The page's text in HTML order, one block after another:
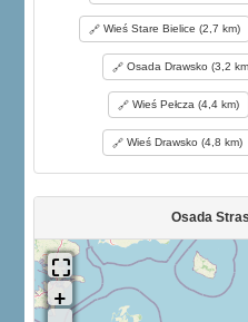
Wieś Stare Bielice (2,7 km)
Osada Drawsko (3,2
Wieś Pełcza (4,4 km)
Wieś Drawsko (4,8 km)
Osada